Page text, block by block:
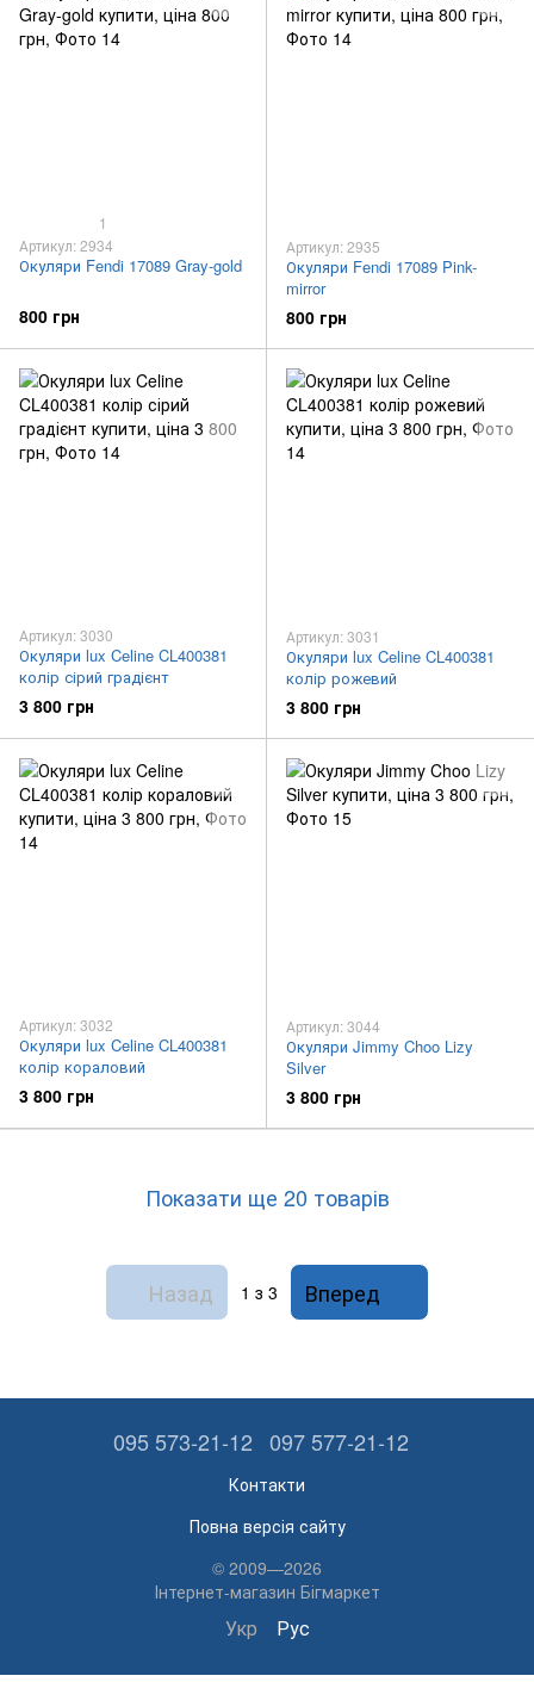
1
Артикул: 2934
Окуляри Fendi 17089 Gray-gold
800 грн
Артикул: 2935
Окуляри Fendi 17089 Pink-
mirror
800 грн
Артикул: 3030
Окуляри lux Celine CL400381
колір сірий градієнт
3 800 грн
Артикул: 3031
Окуляри lux Celine CL400381
колір рожевий
3 800 грн
Артикул: 3032
Окуляри lux Celine CL400381
колір кораловий
3 800 грн
Артикул: 3044
Окуляри Jimmy Choo Lizy
Silver
3 800 грн
Показати ще 20 товарів
Назад 1 з 3 Вперед
095 573-21-12 097 577-21-12
Контакти
Повна версія сайту
© 2009—2026
Інтернет-магазин Бігмаркет
Укр Рус